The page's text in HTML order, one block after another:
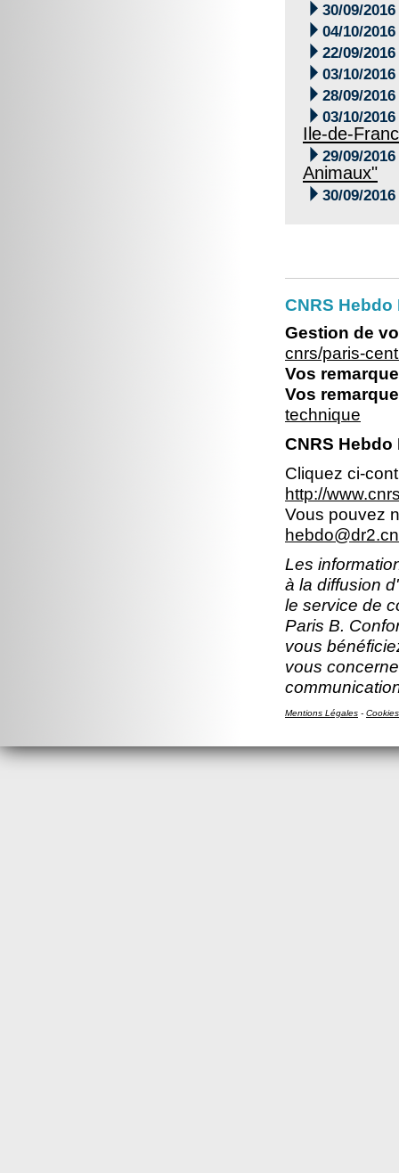
 30/09/2016
 04/10/2016
 22/09/2016
 03/10/2016
 28/09/2016
 03/10/2016
Ile-de-
 29/09/2016
Animaux"
 30/09/2016
CNRS Hebdo
Gestion de
cnrs/paris-
Vos
Vos
technique
CNRS
Cliquez ci-
http://
Vous pouvez
Les
à la diffusion
le service de
Paris B.
vous
vous
Mentions Légales - Cookies